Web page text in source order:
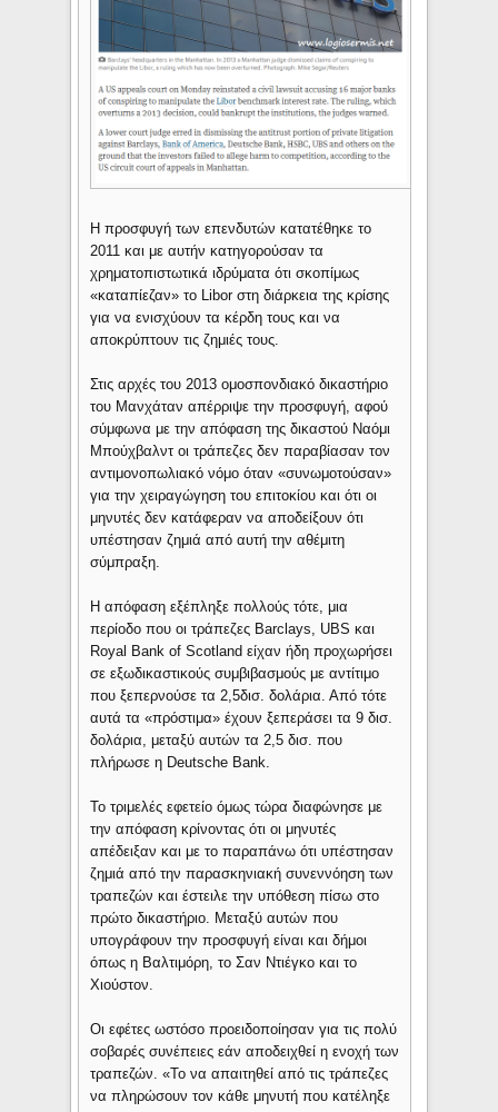
Η προσφυγή των επενδυτών κατατέθηκε το
2011 και με αυτήν κατηγορούσαν τα
χρηματοπιστωτικά ιδρύματα ότι σκοπίμως
«καταπίεζαν» το Libor στη διάρκεια της κρίσης
για να ενισχύουν τα κέρδη τους και να
αποκρύπτουν τις ζημιές τους.
Στις αρχές του 2013 ομοσπονδιακό δικαστήριο
του Μανχάταν απέρριψε την προσφυγή, αφού
σύμφωνα με την απόφαση της δικαστού Ναόμι
Μπούχβαλντ οι τράπεζες δεν παραβίασαν τον
αντιμονοπωλιακό νόμο όταν «συνωμοτούσαν»
για την χειραγώγηση του επιτοκίου και ότι οι
μηνυτές δεν κατάφεραν να αποδείξουν ότι
υπέστησαν ζημιά από αυτή την αθέμιτη
σύμπραξη.
Η απόφαση εξέπληξε πολλούς τότε, μια
περίοδο που οι τράπεζες Barclays, UBS και
Royal Bank of Scotland είχαν ήδη προχωρήσει
σε εξωδικαστικούς συμβιβασμούς με αντίτιμο
που ξεπερνούσε τα 2,5δισ. δολάρια. Από τότε
αυτά τα «πρόστιμα» έχουν ξεπεράσει τα 9 δισ.
δολάρια, μεταξύ αυτών τα 2,5 δισ. που
πλήρωσε η Deutsche Bank.
Το τριμελές εφετείο όμως τώρα διαφώνησε με
την απόφαση κρίνοντας ότι οι μηνυτές
απέδειξαν και με το παραπάνω ότι υπέστησαν
ζημιά από την παρασκηνιακή συνεννόηση των
τραπεζών και έστειλε την υπόθεση πίσω στο
πρώτο δικαστήριο. Μεταξύ αυτών που
υπογράφουν την προσφυγή είναι και δήμοι
όπως η Βαλτιμόρη, το Σαν Ντιέγκο και το
Χιούστον.
Οι εφέτες ωστόσο προειδοποίησαν για τις πολύ
σοβαρές συνέπειες εάν αποδειχθεί η ενοχή των
τραπεζών. «Το να απαιτηθεί από τις τράπεζες
να πληρώσουν τον κάθε μηνυτή που κατέληξε